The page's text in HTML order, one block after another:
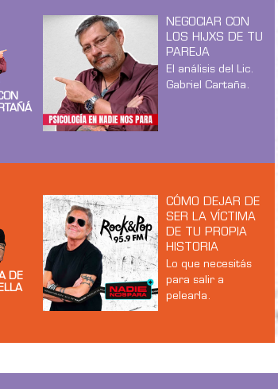
NEGOCIAR CON
LOS HIJXS DE TU
PAREJA
El análisis del Lic.
Gabriel Cartaña.
DE
CÓMO DEJAR DE
SER LA VÍCTIMA
DE TU PROPIA
HISTORIA
Lo que necesitás
para salir a
pelearla.